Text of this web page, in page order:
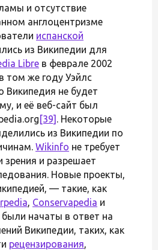
и отсутствие
англоцентризме
испанской
из Википедии для
Libre в феврале 2002
том же году Уэйлс
Википедия не будет
и её веб-сайт был
[39] . Некоторые
из Википедии по
Wikinfo не требует
зрения и разрешает
Новые проекты,
— такие, как
, Conservapedia и
начаты в ответ на
Википедии, таких, как
рецензирования,